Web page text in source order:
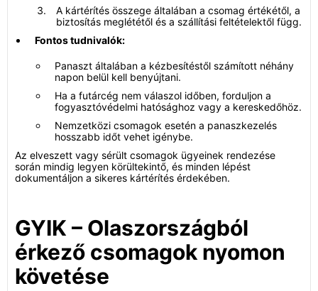
A kártérítés összege általában a csomag értékétől, a
biztosítás meglététől és a szállítási feltételektől függ.
Fontos tudnivalók:
Panaszt általában a kézbesítéstől számított néhány
napon belül kell benyújtani.
Ha a futárcég nem válaszol időben, forduljon a
fogyasztóvédelmi hatósághoz vagy a kereskedőhöz.
Nemzetközi csomagok esetén a panaszkezelés
hosszabb időt vehet igénybe.
Az elveszett vagy sérült csomagok ügyeinek rendezése
során mindig legyen körültekintő, és minden lépést
dokumentáljon a sikeres kártérítés érdekében.
GYIK – Olaszországból
érkező csomagok nyomon
követése